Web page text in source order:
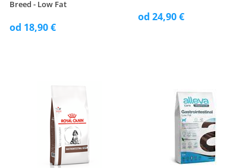
Breed - Low Fat
od 18,90 €
od 24,90 €